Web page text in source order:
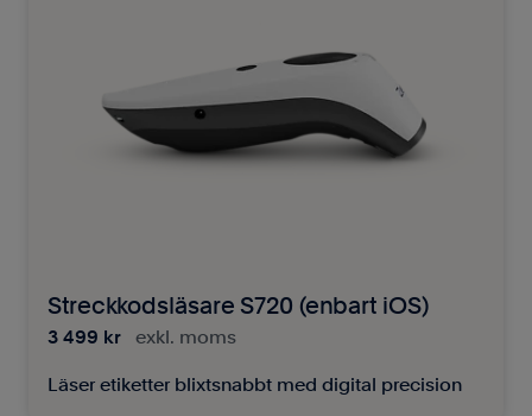
Streckkodsläsare S720 (enbart iOS)
3 499 kr exkl. moms
Läser etiketter blixtsnabbt med digital precision